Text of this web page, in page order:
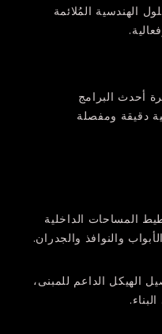
الهندسية المُلائمة
أحدث البرامج
دقيقة ومفصلة
المساحات الداخلية
والنوافذ والجدران.
الهيكل الداعم للمبنى،